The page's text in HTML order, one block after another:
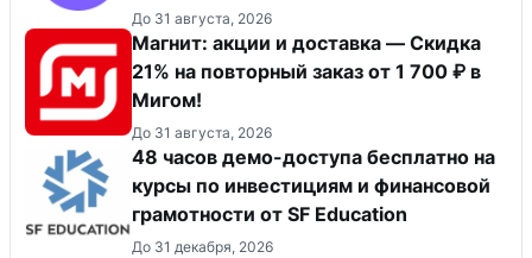
До 31 августа, 2026
Магнит: акции и доставка — Скидка
21% на повторный заказ от 1 700 ₽ в
Мигом!
До 31 августа, 2026
48 часов демо-доступа бесплатно на
курсы по инвестициям и финансовой
грамотности от SF Education
До 31 декабря, 2026